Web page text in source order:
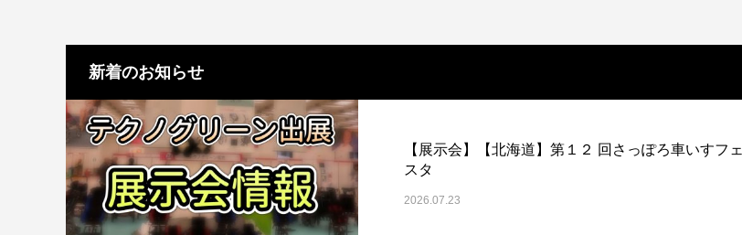
新着のお知らせ
【展示会】【北海道】第１２ 回さっぽろ車いすフェ
スタ
2026.07.23